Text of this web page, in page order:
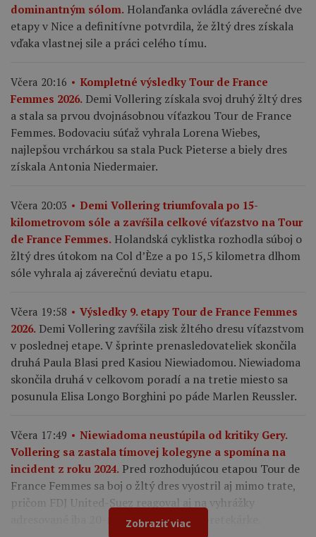
dominantným sólom. Holanďanka ovládla záverečné dve
etapy v Nice a definitívne potvrdila, že žltý dres získala
vďaka vlastnej sile a práci celého tímu.
Včera 20:16
Kompletné výsledky Tour de France
Femmes 2026. Demi Vollering získala svoj druhý žltý dres
a stala sa prvou dvojnásobnou víťazkou Tour de France
Femmes. Bodovaciu súťaž vyhrala Lorena Wiebes,
najlepšou vrchárkou sa stala Puck Pieterse a biely dres
získala Antonia Niedermaier.
Včera 20:03
Demi Vollering triumfovala po 15-
kilometrovom sóle a zavŕšila celkové víťazstvo na Tour
de France Femmes. Holandská cyklistka rozhodla súboj o
žltý dres útokom na Col d’Èze a po 15,5 kilometra dlhom
sóle vyhrala aj záverečnú deviatu etapu.
Včera 19:58
Výsledky 9. etapy Tour de France Femmes
2026. Demi Vollering zavŕšila zisk žltého dresu víťazstvom
v poslednej etape. V šprinte prenasledovateliek skončila
druhá Paula Blasi pred Kasiou Niewiadomou. Niewiadoma
skončila druhá v celkovom poradí a na tretie miesto sa
posunula Elisa Longo Borghini po páde Marlen Reussler.
Včera 17:49
Niewiadoma neustúpila od kritiky Gery.
Vollering sa zastala tímovej kolegyne a spomína na
incident z roku 2024. Pred rozhodujúcou etapou Tour de
France Femmes sa boj o žltý dres vyostril aj mimo trate,
pričom FDJ United-Suez reagoval aj na vyhrážky
adresované iba 20-ročnej francúzskej pretekárke.
Zobraziť viac